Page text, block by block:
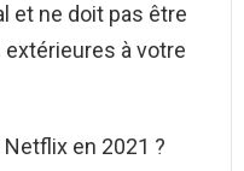
et ne doit pas être
à votre
en 2021 ?